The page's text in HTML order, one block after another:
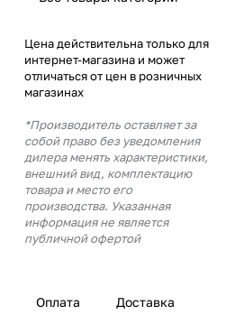
Цена действительна только для
интернет-магазина и может
отличаться от цен в розничных
магазинах
*Производитель оставляет за
собой право без уведомления
дилера менять характеристики,
внешний вид, комплектацию
товара и место его
производства. Указанная
информация не является
публичной офертой
Оплата Доставка
% будут
вашей карты